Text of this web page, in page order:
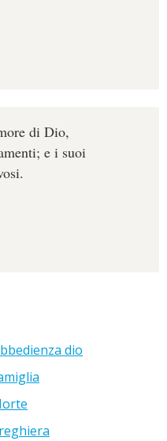
di Dio,
e i suoi
dio